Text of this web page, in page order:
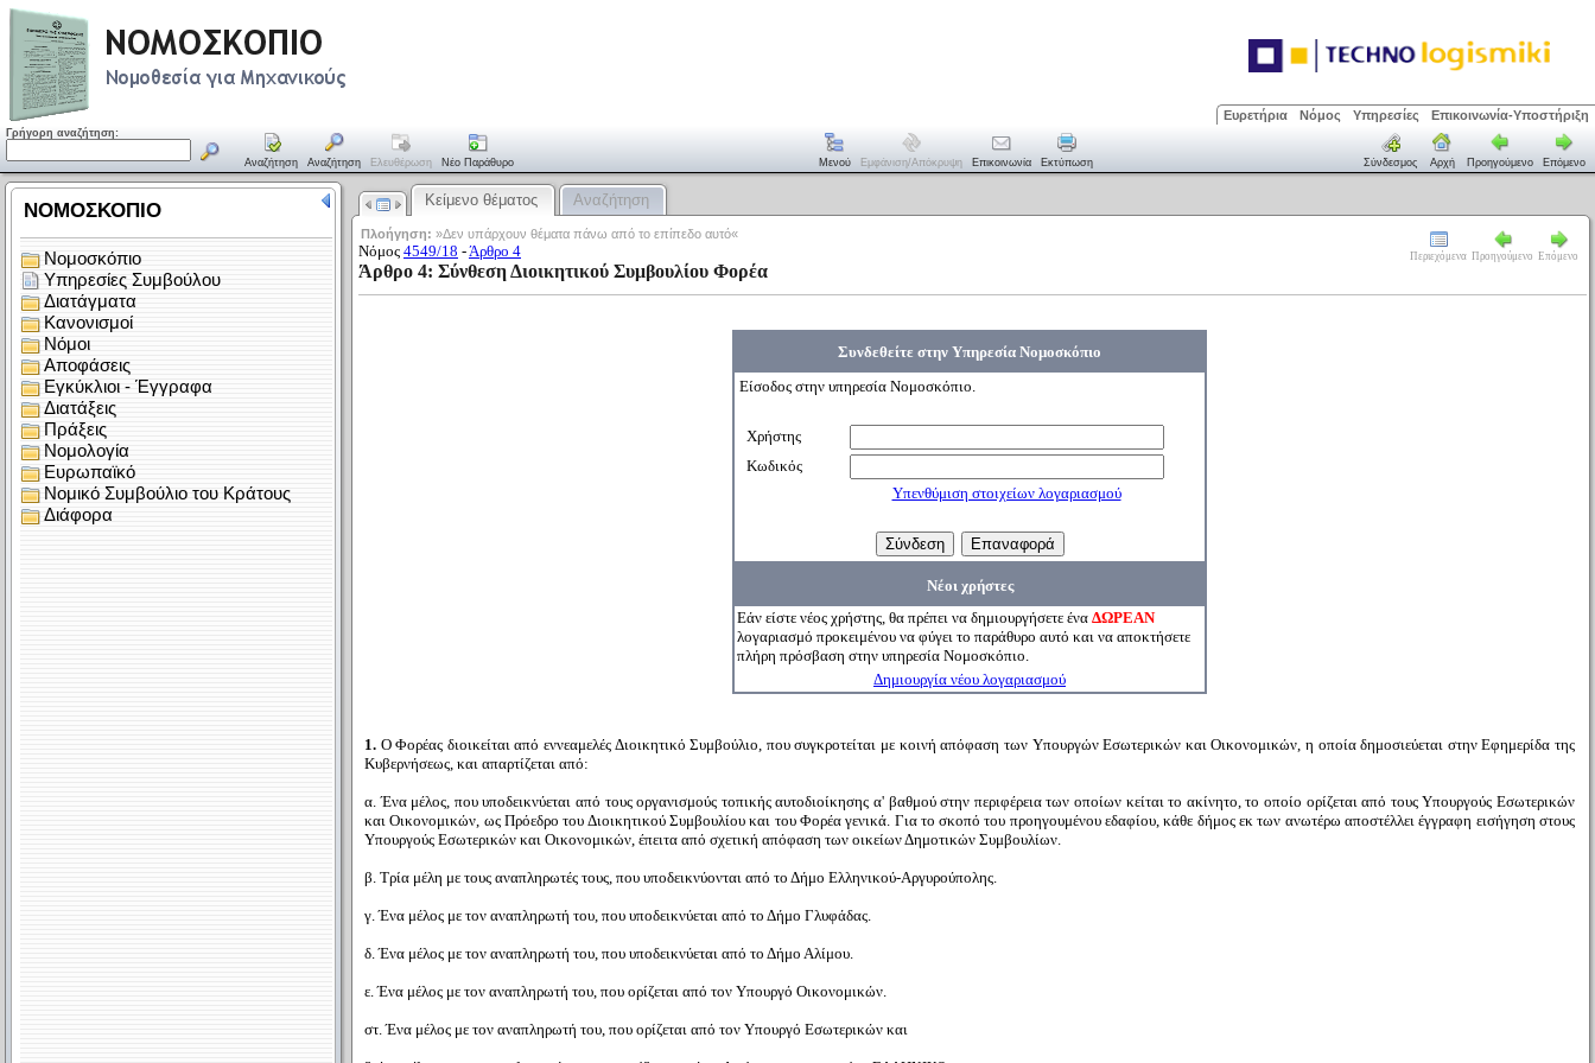
Ευρετήρια Νόμος Υπηρεσίες Επικοινωνία-Υποστήριξη
Γρήγορη αναζήτηση:
Αναζήτηση Αναζήτηση Ελευθέρωση Νέο Παράθυρο Μενού Εμφάνιση/απόκρυψη Επικοινωνία Εκτύπωση Σύνδεσμος Αρχή Προηγούμενο Επόμενο
Κείμενο θέματος Αναζήτηση